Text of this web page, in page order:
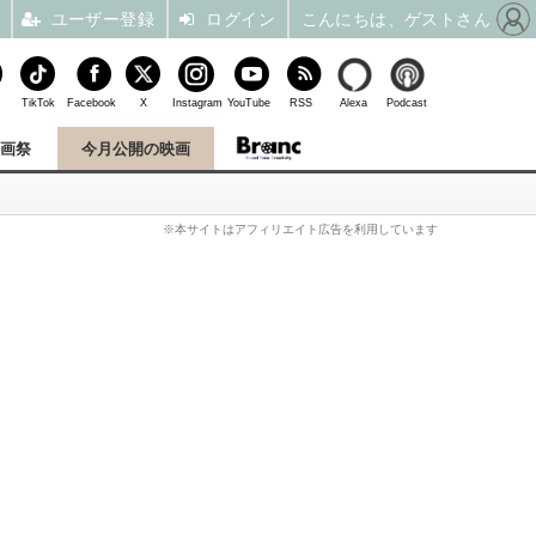
祭 今月公開の映画
※本サイトはアフィリエイト広告を利用しています
TikTok Facebook X Instagram YouTube RSS Alexa Podcast
ユーザー登録 ログイン こんにちは、ゲストさん